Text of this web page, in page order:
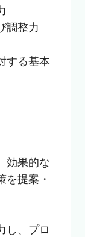
調整力
する基本
効果的な
を提案・
し、プロ